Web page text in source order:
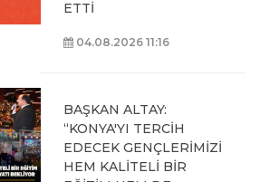
ETTİ
04.08.2026 11:16
BAŞKAN ALTAY:
“KONYA'YI TERCİH
EDECEK GENÇLERİMİZİ
HEM KALİTELİ BİR